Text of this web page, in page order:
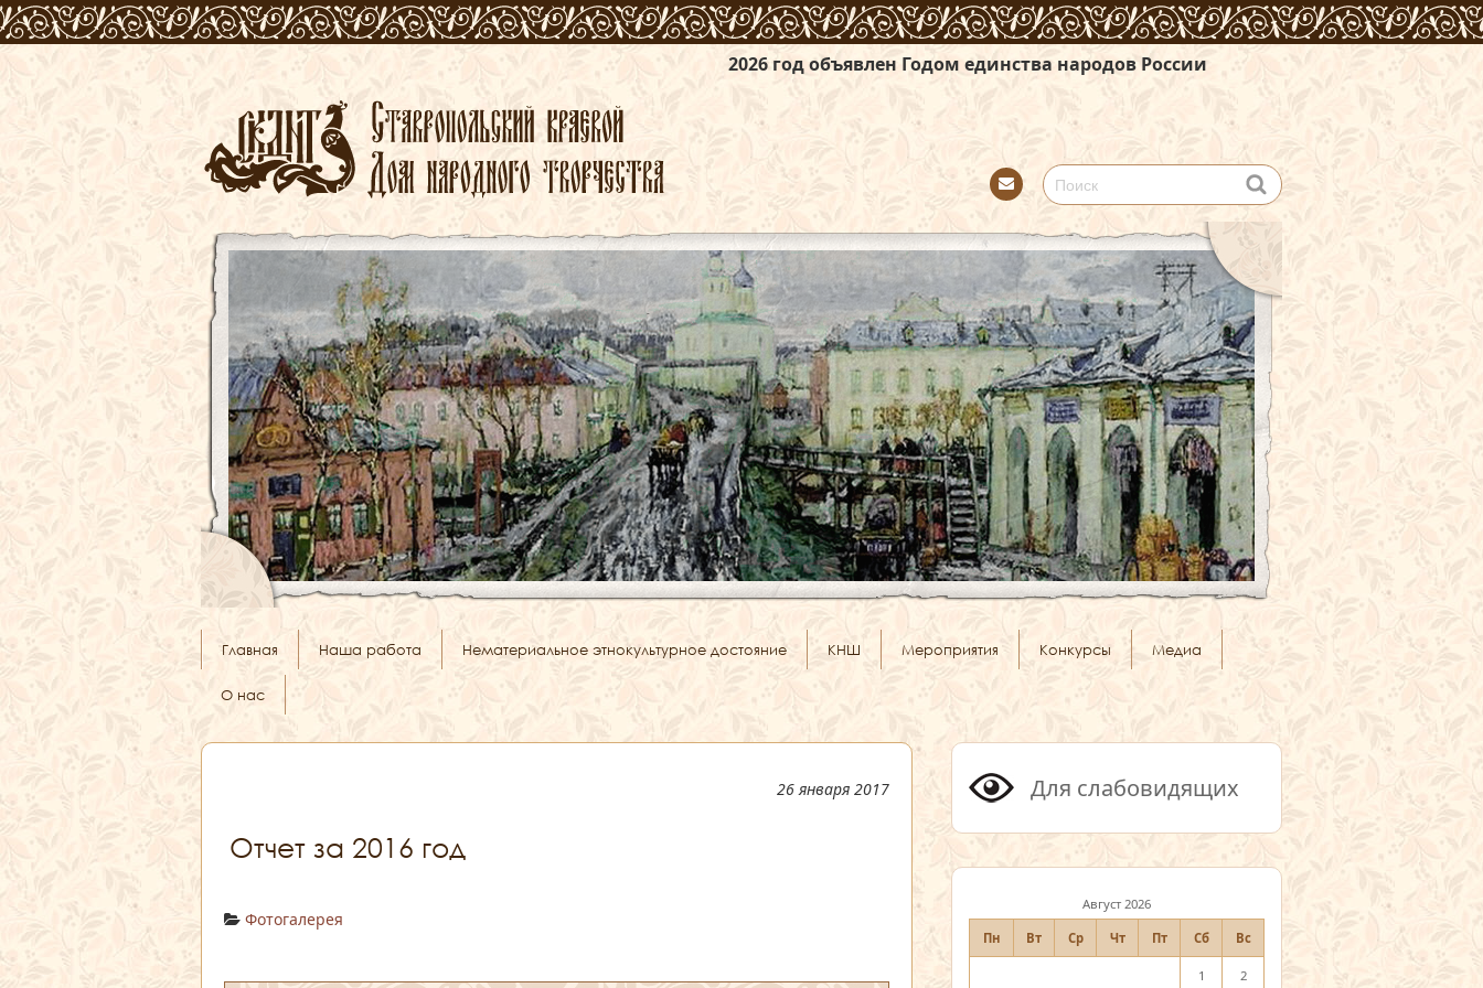
2026 год объявлен Годом единства народов России
tact
Главная Наша работа Нематериальное этнокультурное достояние КНШ Мероприятия Конкурсы Медиа
О нас
26 января 2017
Отчет за 2016 год
Фотогалерея
Для слабовидящих
Август 2026
Пн Вт Ср Чт Пт Сб Вс
1 2